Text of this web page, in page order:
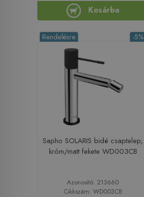
Kosárba
-5%
Rendelésre
Sapho SOLARIS bidé csaptelep,
króm/matt fekete WD003CB
Azonosító: 213660
Cikkszám: WD003CB